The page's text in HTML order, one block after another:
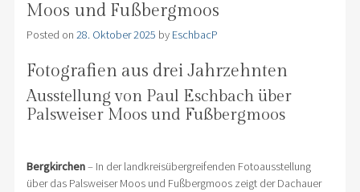
Moos und Fußbergmoos
Posted on 28. Oktober 2025 by EschbacP
Fotografien aus drei Jahrzehnten
Ausstellung von Paul Eschbach über
Palsweiser Moos und Fußbergmoos
Bergkirchen– In der landkreisübergreifenden Fotoausstellung
über das Palsweiser Moos und Fußbergmoos zeigt der Dachauer